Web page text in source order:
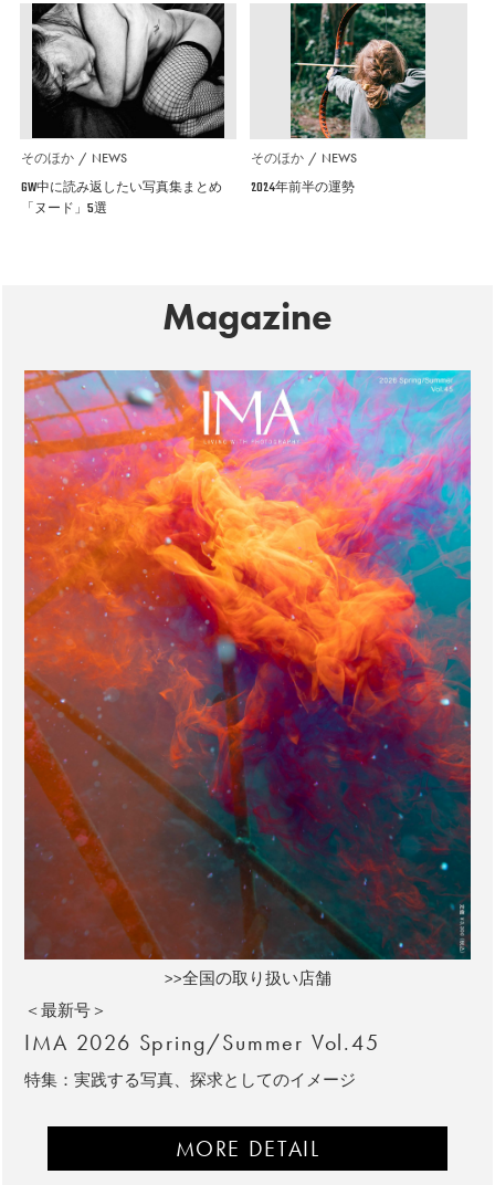
そのほか NEWS
GW中に読み返したい写真集まとめ
「ヌード」5選
そのほか NEWS
2024年前半の運勢
Magazine
>>全国の取り扱い店舗
＜最新号＞
IMA 2026 Spring/Summer Vol.45
特集：実践する写真、探求としてのイメージ
MORE DETAIL